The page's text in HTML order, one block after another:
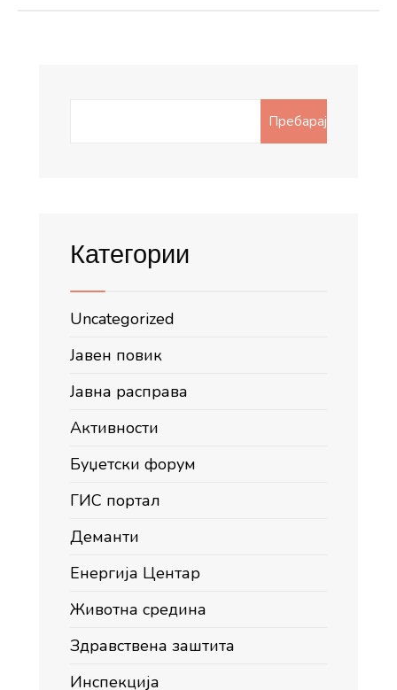
Пребарај
Категории
Uncategorized
Јавен повик
Јавна расправа
Активности
Буџетски форум
ГИС портал
Деманти
Енергија Центар
Животна средина
Здравствена заштита
Инспекција